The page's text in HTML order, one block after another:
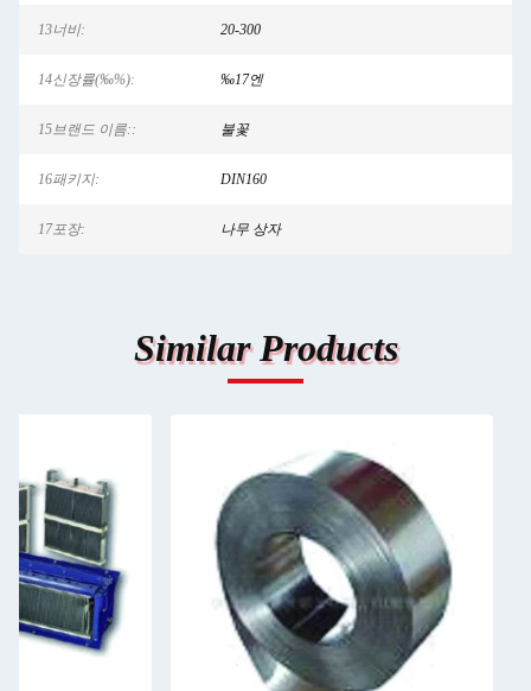
13너비: 20-300
14신장률(‰%): ‰17엔
15브랜드 이름:: 불꽃
16패키지: DIN160
17포장: 나무 상자
Similar Products